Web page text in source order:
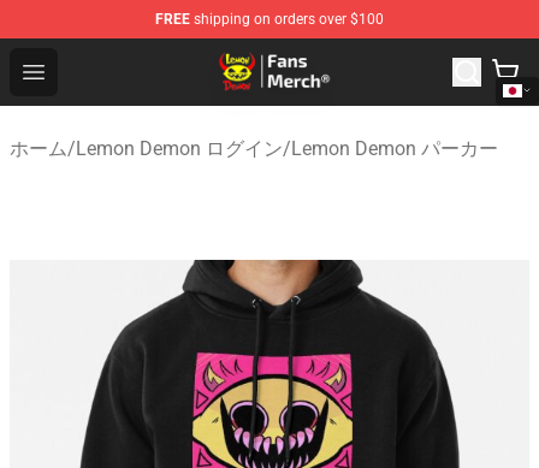
FREE shipping on orders over $100
Open menu
Lemon Demon Store - Official Lemon Demon
ホーム/Lemon Demon ログイン/Lemon Demon パーカー